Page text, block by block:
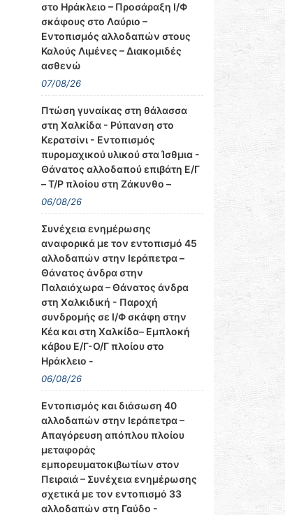
στο Ηράκλειο – Προσάραξη Ι/Φ
σκάφους στο Λαύριο –
Εντοπισμός αλλοδαπών στους
Καλούς Λιμένες – Διακομιδές
ασθενώ
07/08/26
Πτώση γυναίκας στη θάλασσα
στη Χαλκίδα - Ρύπανση στο
Κερατσίνι - Εντοπισμός
πυρομαχικού υλικού στα Ίσθμια -
Θάνατος αλλοδαπού επιβάτη Ε/Γ
– Τ/Ρ πλοίου στη Ζάκυνθο –
06/08/26
Συνέχεια ενημέρωσης
αναφορικά με τον εντοπισμό 45
αλλοδαπών στην Ιεράπετρα –
Θάνατος άνδρα στην
Παλαιόχωρα – Θάνατος άνδρα
στη Χαλκιδική - Παροχή
συνδρομής σε Ι/Φ σκάφη στην
Κέα και στη Χαλκίδα– Εμπλοκή
κάβου Ε/Γ-Ο/Γ πλοίου στο
Ηράκλειο -
06/08/26
Εντοπισμός και διάσωση 40
αλλοδαπών στην Ιεράπετρα –
Απαγόρευση απόπλου πλοίου
μεταφοράς
εμπορευματοκιβωτίων στον
Πειραιά – Συνέχεια ενημέρωσης
σχετικά με τον εντοπισμό 33
αλλοδαπών στη Γαύδο -